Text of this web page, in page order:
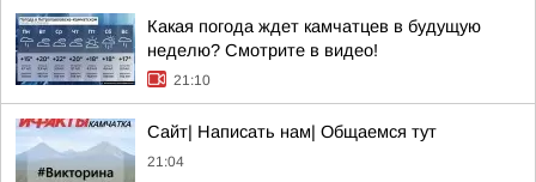
Какая погода ждет камчатцев в будущую
неделю? Cмотрите в видео!
21:10
Сайт| Написать нам| Общаемся тут
21:04